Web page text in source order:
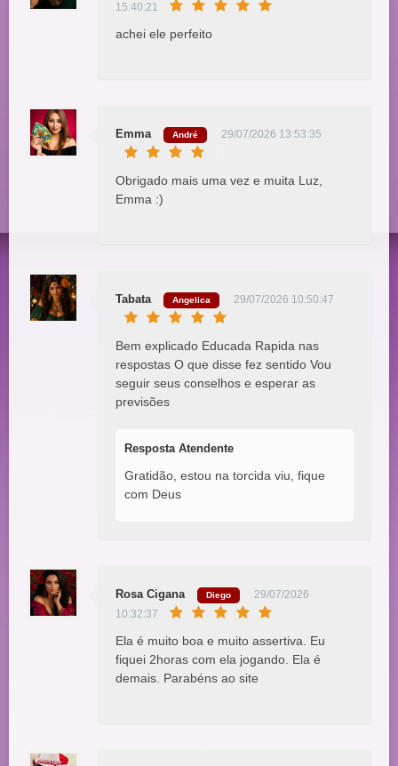
15:40:21
achei ele perfeito
Emma André 29/07/2026 13:53:35
Obrigado mais uma vez e muita Luz,
Emma :)
Tabata Angelica 29/07/2026 10:50:47
Bem explicado Educada Rapida nas
respostas O que disse fez sentido Vou
seguir seus conselhos e esperar as
previsões
Resposta Atendente
Gratidão, estou na torcida viu, fique
com Deus
Rosa Cigana Diego
29/07/2026
10:32:37
Ela é muito boa e muito assertiva. Eu
fiquei 2horas com ela jogando. Ela é
demais. Parabéns ao site